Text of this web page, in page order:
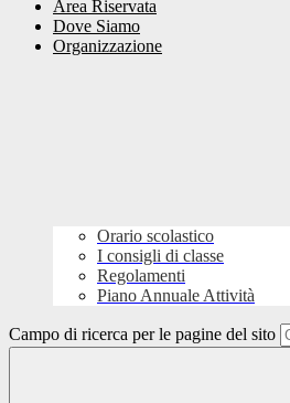
Area Riservata
Dove Siamo
Organizzazione
Orario scolastico
I consigli di classe
Regolamenti
Piano Annuale Attività
Campo di ricerca per le pagine del sito